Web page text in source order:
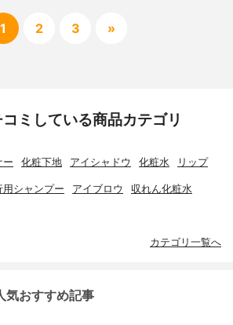
1 2 3 »
ミしている商品カテゴリ
ー 化粧下地 アイシャドウ 化粧水 リップ
用シャンプー アイブロウ 収れん化粧水
カテゴリ一覧へ
気おすすめ記事